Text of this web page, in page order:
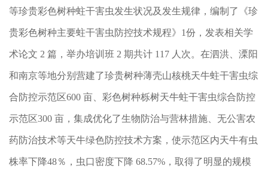
等珍贵彩色树种蛀干害虫发生状况及发生规律，编制了《珍
贵彩色树种主要蛀干害虫防控技术规程》1份，发表相关学
术论文 2 篇，举办培训班 2 期共计 117 人次。在泗洪、溧阳
和南京等地分别营建了珍贵树种薄壳山核桃天牛蛀干害虫综
合防控示范区600 亩、彩色树种栎树天牛蛀干害虫综合防控
示范区300 亩，集成优化了生物防治与营林措施、无公害农
药防治技术等天牛绿色防控技术方案，使示范区内天牛有虫
株率下降48％，虫口密度下降 68.57%，取得了明显的规模